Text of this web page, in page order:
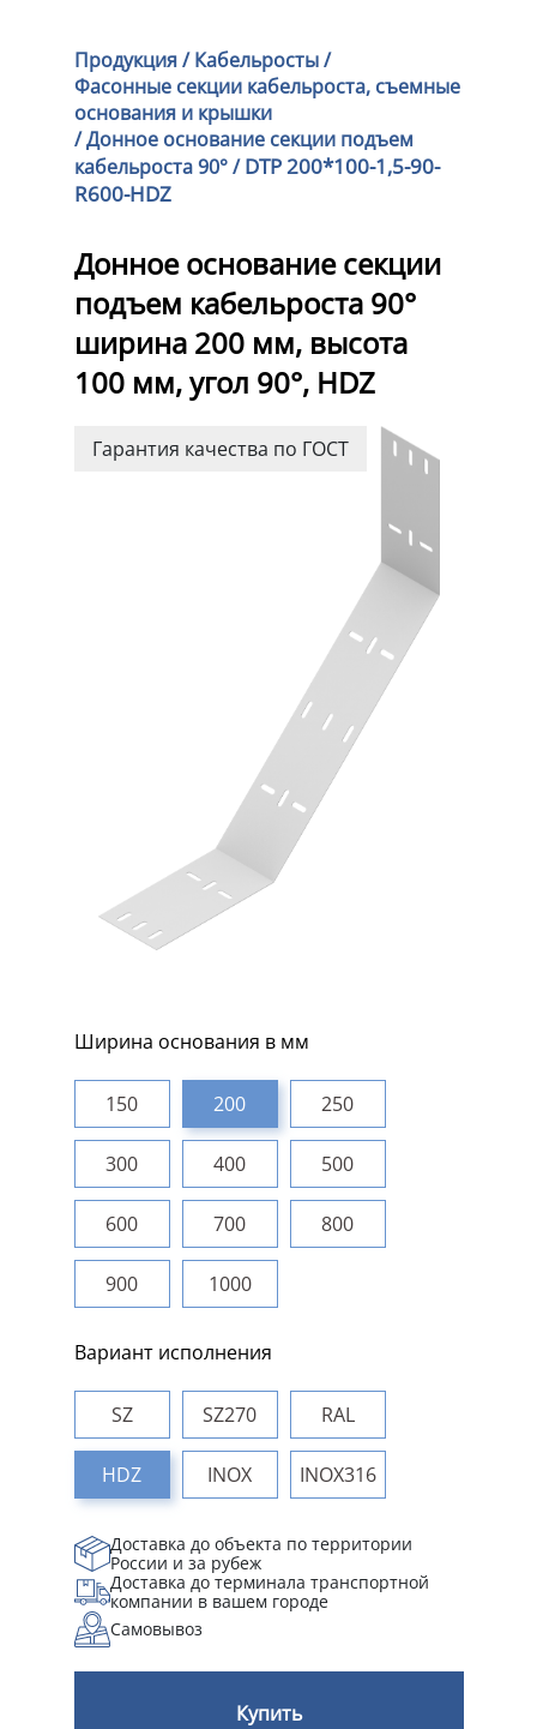
Продукция /Кабельросты /
Фасонные секции кабельроста, съемные
основания и крышки
/Донное основание секции подъем
кабельроста 90° /DTP 200*100-1,5-90-
R600-HDZ
Донное основание секции
подъем кабельроста 90°
ширина 200 мм, высота
100 мм, угол 90°, HDZ
Гарантия качества по ГОСТ
Ширина основания в мм
150 200 250
300 400 500
600 700 800
900 1000
Вариант исполнения
SZ SZ270 RAL
HDZ INOX INOX316
Доставка до объекта по территории
России и за рубеж
Доставка до терминала транспортной
компании в вашем городе
Самовывоз
Купить